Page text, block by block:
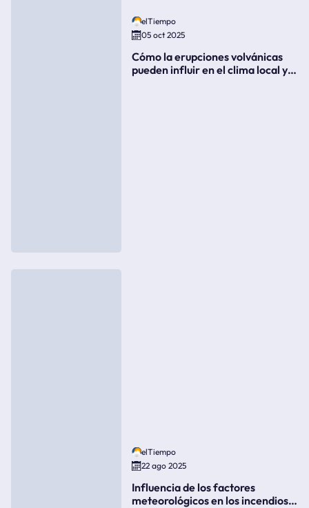
elTiempo
05 oct 2025
Cómo la erupciones volvánicas
pueden influir en el clima local y
elTiempo
22 ago 2025
Influencia de los factores
meteorológicos en los incendios